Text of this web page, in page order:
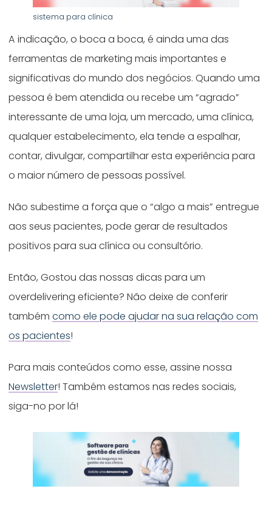
sistema para clínica
A indicação, o boca a boca, é ainda uma das
ferramentas de marketing mais importantes e
significativas do mundo dos negócios. Quando uma
pessoa é bem atendida ou recebe um “agrado”
interessante de uma loja, um mercado, uma clínica,
qualquer estabelecimento, ela tende a espalhar,
contar, divulgar, compartilhar esta experiência para
o maior número de pessoas possível.
Não subestime a força que o “algo a mais” entregue
aos seus pacientes, pode gerar de resultados
positivos para sua clínica ou consultório.
Então, Gostou das nossas dicas para um
overdelivering eficiente? Não deixe de conferir
tambémcomo ele pode ajudar na sua relação com
os pacientes!
Para mais conteúdos como esse, assine nossa
Newsletter! Também estamos nas redes sociais,
siga-no por lá!